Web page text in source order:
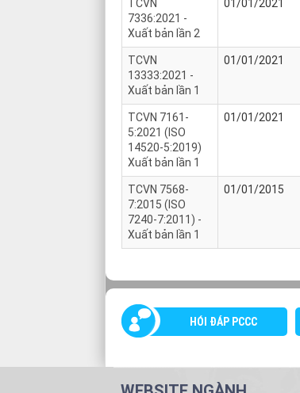
TCVN
7336:2021 -
Xuất bản lần 2
01/01/2021
TCVN
13333:2021 -
Xuất bản lần 1
01/01/2021
TCVN 7161-
5:2021 (ISO
14520-5:2019)
Xuất bản lần 1
01/01/2021
TCVN 7568-
7:2015 (ISO
7240-7:2011) -
Xuất bản lần 1
01/01/2015
HÓI ĐÁP PCCC